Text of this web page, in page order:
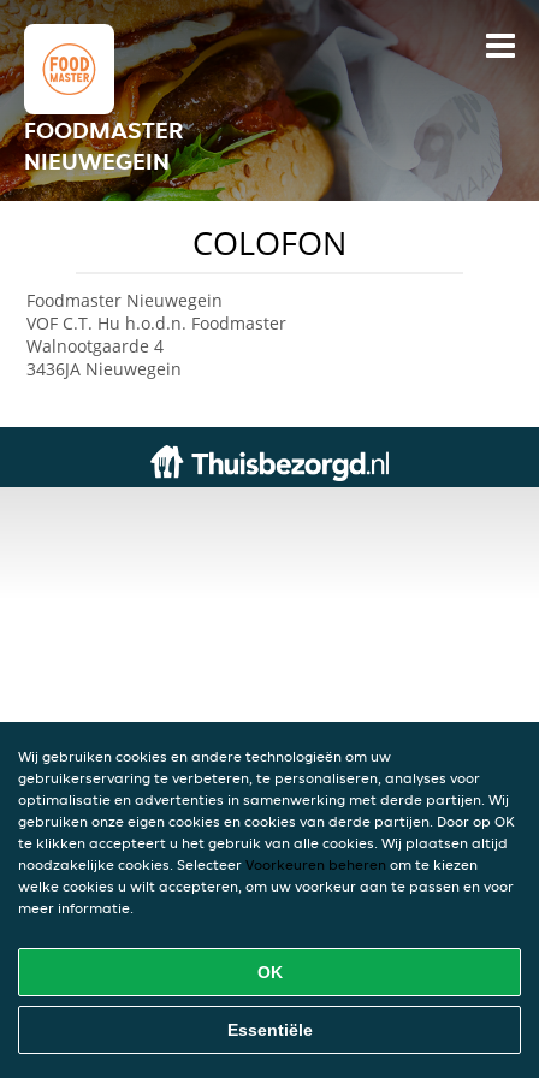
FOODMASTER
NIEUWEGEIN
COLOFON
Foodmaster Nieuwegein
VOF C.T. Hu h.o.d.n. Foodmaster
Walnootgaarde 4
3436JA Nieuwegein
Wij gebruiken cookies en andere technologieën om uw
gebruikerservaring te verbeteren, te personaliseren, analyses voor
optimalisatie en advertenties in samenwerking met derde partijen. Wij
gebruiken onze eigen cookies en cookies van derde partijen. Door op OK
te klikken accepteert u het gebruik van alle cookies. Wij plaatsen altijd
noodzakelijke cookies. Selecteer Voorkeuren beheren om te kiezen
welke cookies u wilt accepteren, om uw voorkeur aan te passen en voor
meer informatie.
OK
Essentiële